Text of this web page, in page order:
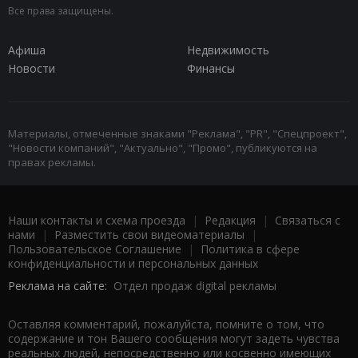
Все права защищены.
Афиша
Недвижимость
Новости
Финансы
Материалы, отмеченные знаками "Реклама", "PR", "Спецпроект",
"Новости компаний", "Актуально", "Промо", публикуются на
правах рекламы.
Наши контакты и схема проезда | Редакция | Связаться с
нами | Разместить свои видеоматериалы |
Пользовательское Соглашение |
Политика в сфере
конфиденциальности и персональных данных
Реклама на сайте: Отдел продаж digital рекламы
Оставляя комментарий, пожалуйста, помните о том, что
содержание и тон Вашего сообщения могут задеть чувства
реальных людей, непосредственно или косвенно имеющих